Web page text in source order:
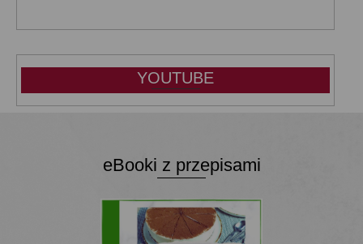
YOUTUBE
eBooki z przepisami